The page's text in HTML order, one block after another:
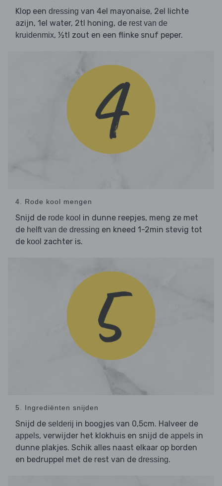
Klop een dressing van 4el mayonaise, 2el lichte
azijn, 1el water, 2tl honing, de rest van de
kruidenmix, ½tl zout en een flinke snuf peper.
4. Rode kool mengen
Snijd de rode kool in dunne reepjes, meng ze met
de helft van de dressing en kneed 1-2min stevig tot
de kool zachter is.
5. Ingrediënten snijden
Snijd de selderij in boogjes van 0,5cm. Halveer de
appels, verwijder het klokhuis en snijd de appels in
dunne plakjes. Schik alles naast elkaar op borden
en bedruppel met de rest van de dressing.